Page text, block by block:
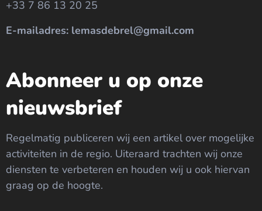
+33 7 86 13 20 25
E-mailadres: lemasdebrel@gmail.com
Abonneer u op onze
nieuwsbrief
Regelmatig publiceren wij een artikel over mogelijke
activiteiten in de regio. Uiteraard trachten wij onze
diensten te verbeteren en houden wij u ook hiervan
graag op de hoogte.